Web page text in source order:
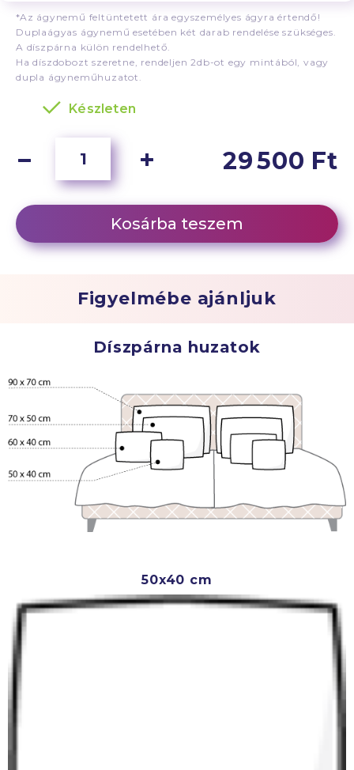
*Az ágynemű feltüntetett ára egyszemélyes ágyra értendő!
Duplaágyas ágynemű esetében két darab rendelése szükséges.
A díszpárna külön rendelhető.
Ha díszdobozt szeretne, rendeljen 2db-ot egy mintából, vagy
dupla ágyneműhuzatot.
Készleten
29 500 Ft
Kosárba teszem
Figyelmébe ajánljuk
Díszpárna huzatok
50x40 cm